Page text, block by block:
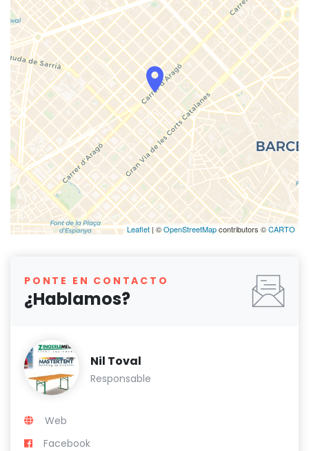
Leaflet | ©OpenStreetMapcontributors ©CARTO
PONTE EN CONTACTO
¿Hablamos?
Nil Toval
Responsable
Web
Facebook